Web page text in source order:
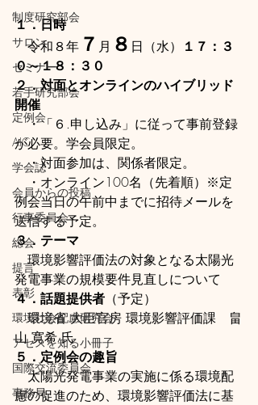
制度研究部会
サロン
セミナー
若手研究部会
定例会
AIC
学会誌
会員からの投稿
行事委員会
総会
提言
表彰
環境社会配慮研究会
アセスを知る小冊子
国際交流委員会
事務局
１．日時
令和８年 ７ 月 ８ 日（水）
１７：３
０～１８：３０
２．対面とオンラインのハイブリッド
開催
・「６.申し込み」に従って事前登録
が必要。学会員限定。
・対面参加は、関係者限定。
・オンライン100名（先着順）※定
例会当日の午前中までに招待メールを
送信する予定。
３．テーマ
環境影響評価法の対象となる太陽光
発電事業の規模要件見直しについて
４．話題提供者 （予定）
環境省 大臣官房 環境影響評価課　畠
山 寛希 氏
５．定例会の趣旨
太陽光発電事業の実施に係る環境配
慮の促進のため、環境影響評価法に基